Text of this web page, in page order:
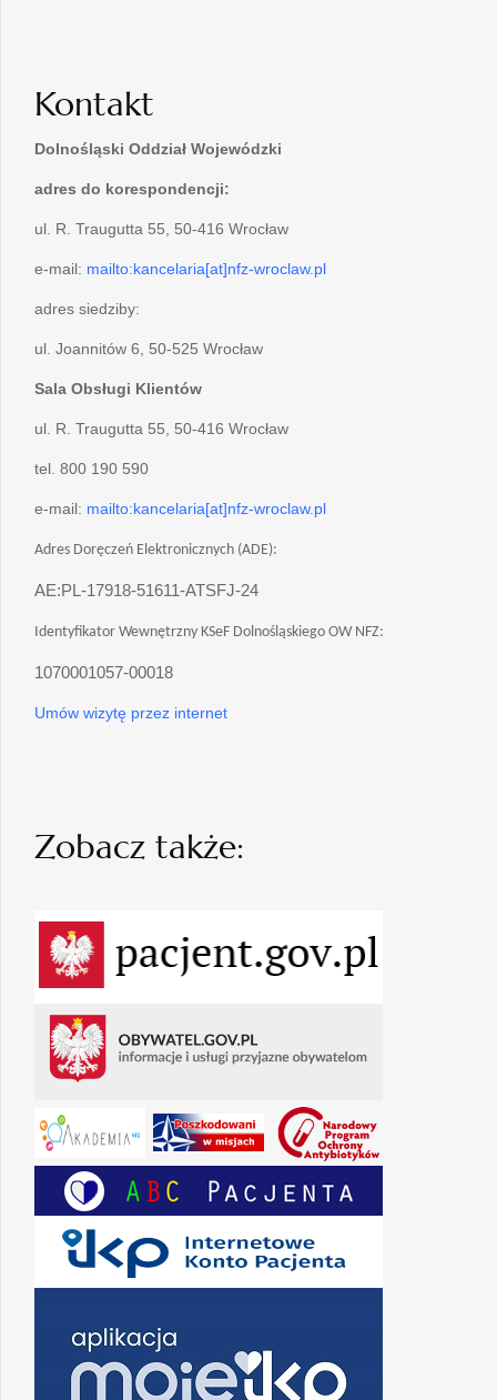
Kontakt
Dolnośląski Oddział Wojewódzki
adres do korespondencji:
ul. R. Traugutta 55, 50-416 Wrocław
e-mail: mailto:kancelaria[at]nfz-wroclaw.pl
adres siedziby:
ul. Joannitów 6, 50-525 Wrocław
Sala Obsługi Klientów
ul. R. Traugutta 55, 50-416 Wrocław
tel. 800 190 590
e-mail: mailto:kancelaria[at]nfz-wroclaw.pl
Adres Doręczeń Elektronicznych (ADE):
AE:PL-17918-51611-ATSFJ-24
Identyfikator Wewnętrzny KSeF Dolnośląskiego OW NFZ:
1070001057-00018
Umów wizytę przez internet
Zobacz także: